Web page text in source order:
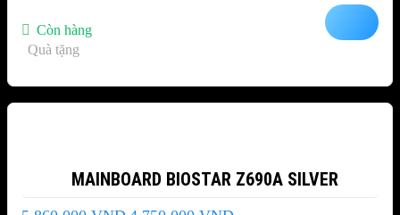
Còn hàng
Quà tặng
MAINBOARD BIOSTAR Z690A SILVER